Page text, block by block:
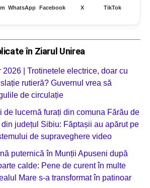
WhatsApp Facebook X TikTok
în Ziarul Unirea
2026 | Trotinetele electrice, doar cu
rutieră? Guvernul vrea să
de circulație
de lucernă furați din comuna Fărău de
județul Sibiu: Făptașii au apărut pe
de supraveghere video
puternică în Munții Apuseni după
calde: Pene de curent în multe
Mare s-a transformat în patinoar